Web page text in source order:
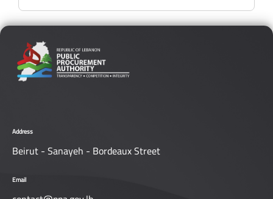
Address
Beirut - Sanayeh - Bordeaux Street
Email